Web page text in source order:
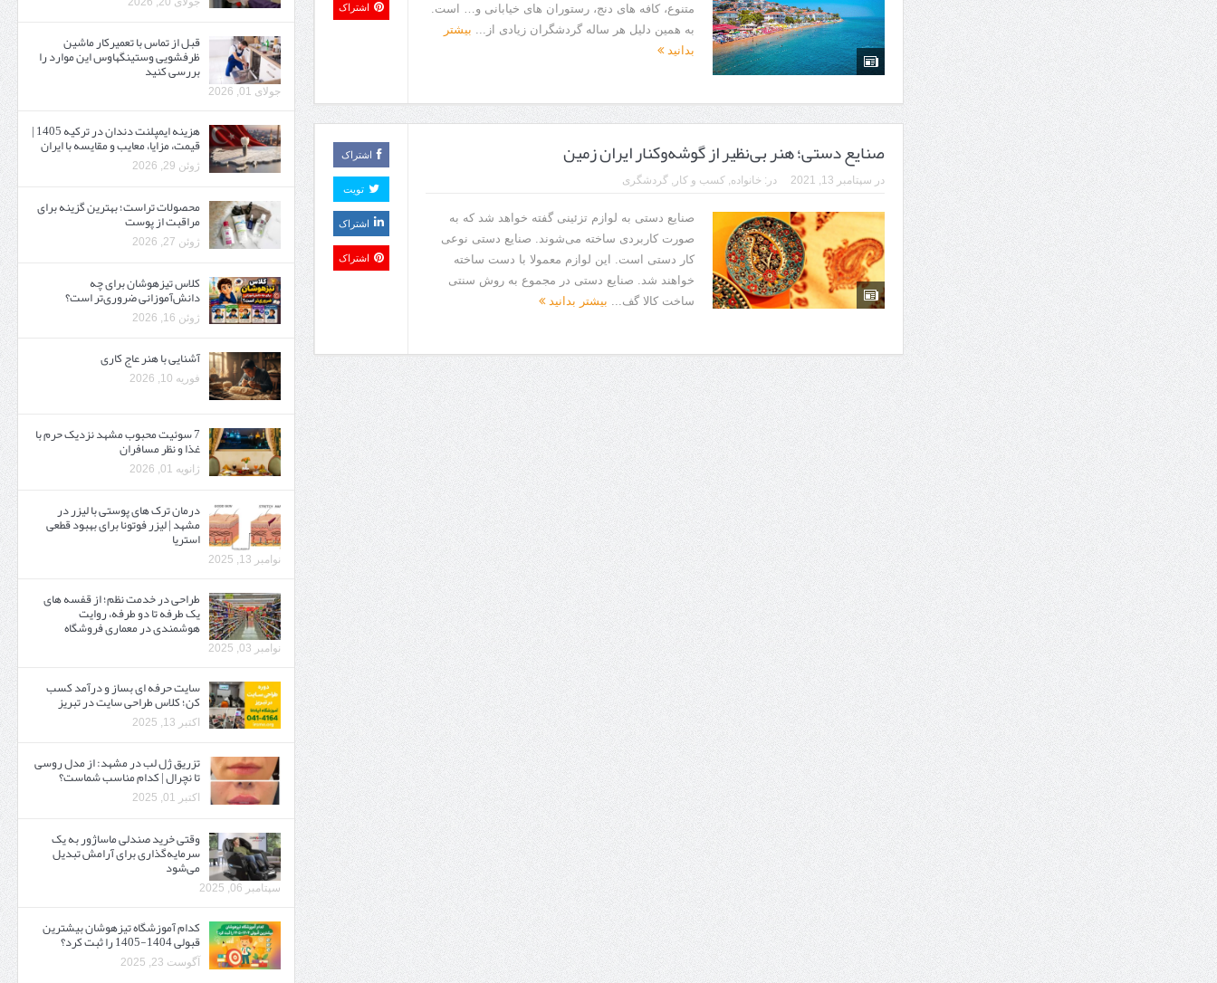
7 سوئیت محبوب مشهد نزدیک حرم با غذا و نظر مسافران
درمان ترک های پوستی با لیزر در مشهد | لیزر فوتونا برای بهبود قطعی استریا
طراحی در خدمت نظم؛ از قفسه ‌های یک‌ طرفه تا دو طرفه، روایت هوشمندی در معماری فروشگاه
متنوع، کافه های دنج، رستوران‌ های خیابانی و… است.
به همین دلیل هر ساله گردشگران زیادی از... بیشتر
بدانید
اشتراک
صنایع دستی؛ هنر بی‌نظیر از گوشه‌وکنار ایران زمین
در سپتامبر 13, 2021 در: خانواده, کسب و کار , گردشگری
صنایع دستی به لوازم تزئینی گفته خواهد شد که به
صورت کاربردی ساخته می‌شوند. صنایع دستی نوعی
کار دستی است. این لوازم معمولا با دست ساخته
خواهند شد. صنایع دستی در مجموع به روش سنتی
ساخت کالا گف... بیشتر بدانید
اشتراک
تویت
اشتراک
اشتراک
قبل از تماس با تعمیرکار ماشین
ظرفشویی وستینگهاوس این موارد را
بررسی کنید
جولای 01, 2026
هزینه ایمپلنت دندان در ترکیه 1405 |
قیمت، مزایا، معایب و مقایسه با ایران
ژوئن 29, 2026
محصولات تراست؛ بهترین گزینه برای
مراقبت از پوست
ژوئن 27, 2026
کلاس تیزهوشان برای چه
دانش‌آموزانی ضروری‌تر است؟
ژوئن 16, 2026
آشنایی با هنر عاج کاری
فوریه 10, 2026
7 سوئیت محبوب مشهد نزدیک حرم با
غذا و نظر مسافران
ژانویه 01, 2026
درمان ترک های پوستی با لیزر در
مشهد | لیزر فوتونا برای بهبود قطعی
استریا
نوامبر 13, 2025
طراحی در خدمت نظم؛ از قفسه ‌های
یک‌ طرفه تا دو طرفه، روایت
هوشمندی در معماری فروشگاه
نوامبر 03, 2025
سایت حرفه ‌ای بساز و درآمد کسب
کن؛ کلاس طراحی سایت در تبریز
اکتبر 13, 2025
تزریق ژل لب در مشهد: از مدل روسی
تا نچرال | کدام مناسب شماست؟
اکتبر 01, 2025
وقتی خرید صندلی ماساژور به یک
سرمایه‌گذاری برای آرامش تبدیل
می‌شود
سپتامبر 06, 2025
کدام آموزشگاه تیزهوشان بیشترین
قبولی 1404-1405 را ثبت کرد؟
آگوست 23, 2025